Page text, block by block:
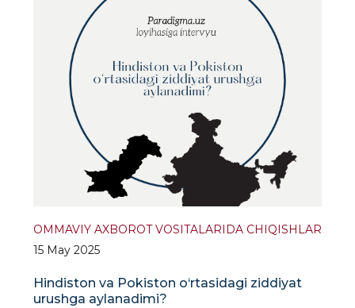
OMMAVIY AXBOROT VOSITALARIDA CHIQISHLAR
15 May 2025
Hindiston va Pokiston o‘rtasidagi ziddiyat
urushga aylanadimi?